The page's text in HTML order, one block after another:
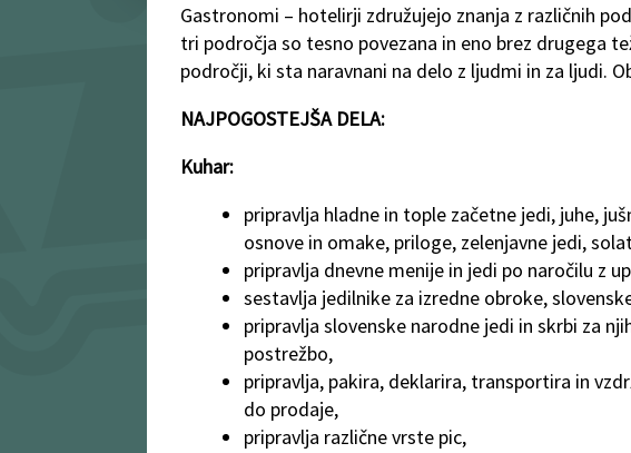
Gastronomi – hotelirji združujejo znanja z različnih
tri področja so tesno povezana in eno brez drugega
področji, ki sta naravnani na delo z ljudmi in za ljudi.
NAJPOGOSTEJŠA DELA:
Kuhar:
pripravlja hladne in tople začetne jedi, juhe,
osnove in omake, priloge, zelenjavne jedi,
pripravlja dnevne menije in jedi po naročilu z
sestavlja jedilnike za izredne obroke,
pripravlja slovenske narodne jedi in skrbi za
postrežbo,
pripravlja, pakira, deklarira, transportira in
do prodaje,
pripravlja različne vrste pic,